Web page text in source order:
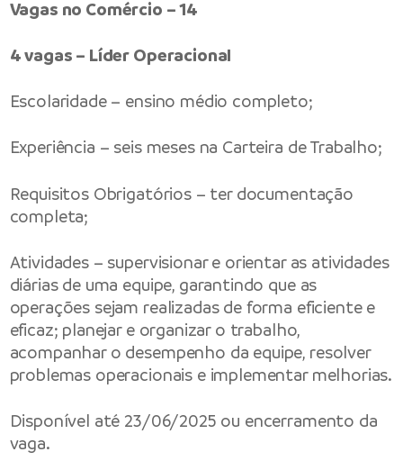
Vagas no Comércio – 14
4 vagas – Líder Operacional
Escolaridade – ensino médio completo;
Experiência – seis meses na Carteira de Trabalho;
Requisitos Obrigatórios – ter documentação
completa;
Atividades – supervisionar e orientar as atividades
diárias de uma equipe, garantindo que as
operações sejam realizadas de forma eficiente e
eficaz; planejar e organizar o trabalho,
acompanhar o desempenho da equipe, resolver
problemas operacionais e implementar melhorias.
Disponível até 23/06/2025 ou encerramento da
vaga.